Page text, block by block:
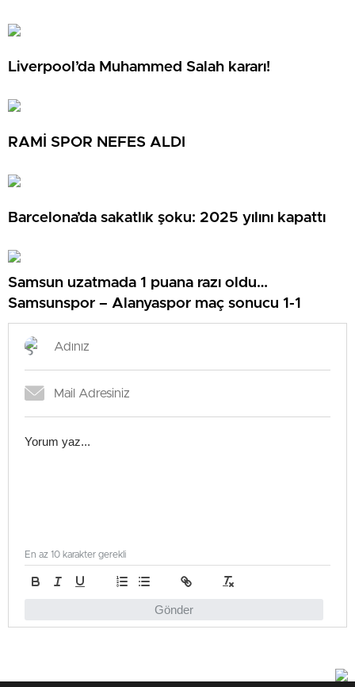
Liverpool’da Muhammed Salah kararı!
RAMİ SPOR NEFES ALDI
Barcelona’da sakatlık şoku: 2025 yılını kapattı
Samsun uzatmada 1 puana razı oldu…
Samsunspor – Alanyaspor maç sonucu 1-1
Gönder
En az 10 karakter gerekli